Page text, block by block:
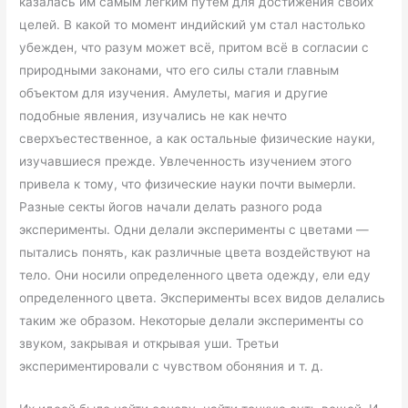
целей. В какой то момент индийский ум стал настолько
убежден, что разум может всё, притом всё в согласии с
природными законами, что его силы стали главным
объектом для изучения. Амулеты, магия и другие
подобные явления, изучались не как нечто
сверхъестественное, а как остальные физические науки,
изучавшиеся прежде. Увлеченность изучением этого
привела к тому, что физические науки почти вымерли.
Разные секты йогов начали делать разного рода
эксперименты. Одни делали эксперименты с цветами —
пытались понять, как различные цвета воздействуют на
тело. Они носили определенного цвета одежду, ели еду
определенного цвета. Эксперименты всех видов делались
таким же образом. Некоторые делали эксперименты со
звуком, закрывая и открывая уши. Третьи
экспериментировали с чувством обоняния и т. д.